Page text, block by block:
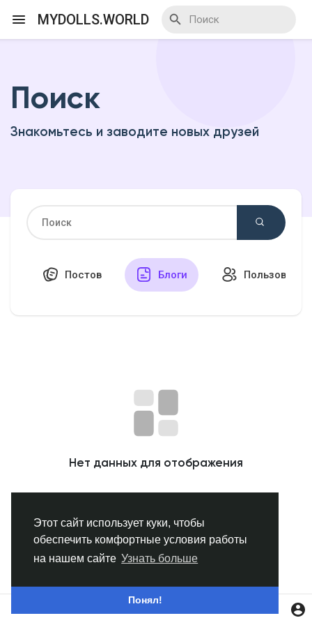
Этот сайт использует куки, чтобы
обеспечить комфортные условия работы
на нашем сайте Узнать больше
Понял!
MYDOLLS.WORLD
Я организатор
Смотреть Базар
Популярные посты
Найти сообщения
Поиск
Знакомьтесь и заводите новых друзей
Постов Блоги
Нет данных для отображения